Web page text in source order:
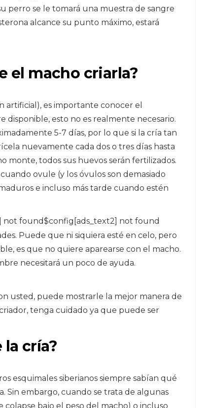
perro se le tomará una muestra de sangre
alcance su punto máximo, estará
el macho criarla?
artificial), es importante conocer el
esto no es realmente necesario.
5-7 días, por lo que si la cría tan
nuevamente cada dos o tres días hasta
monte, todos sus huevos serán fertilizados.
ovule (y los óvulos son demasiado
e incluso más tarde cuando estén
found$config[ads_text2] not found
Puede que ni siquiera esté en celo, pero
es que no quiere aparearse con el macho.
necesitará un poco de ayuda.
usted, puede mostrarle la mejor manera de
tenga cuidado ya que puede ser
cría?
esquimales siberianos siempre sabían qué
Sin embargo, cuando se trata de algunas
colapse bajo el peso del macho) o incluso